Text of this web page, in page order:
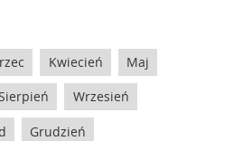
Kwiecień Maj
Wrzesień
Grudzień